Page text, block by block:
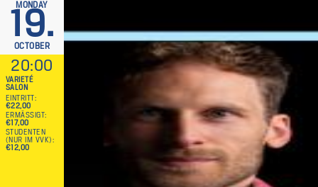
MONDAY
19.
OCTOBER
20:00
VARIETÉ
SALON
EINTRITT
€22,00
ERMÄSSIGT
€17,00
STUDENTEN
(NUR IM VVK)
€12,00